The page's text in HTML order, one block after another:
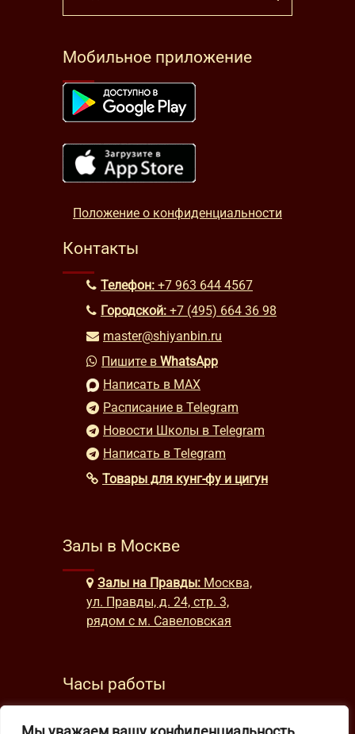
Мобильное приложение
Положение о конфиденциальности
Контакты
Телефон: +7 963 644 4567
Городской: +7 (495) 664 36 98
master@shiyanbin.ru
Пишите в WhatsApp
Написать в MAX
Расписание в Telegram
Новости Школы в Telegram
Написать в Telegram
Товары для кунг-фу и цигун
Залы в Москве
Залы на Правды: Москва,
ул. Правды, д. 24, стр. 3,
рядом с м. Савеловская
Часы работы